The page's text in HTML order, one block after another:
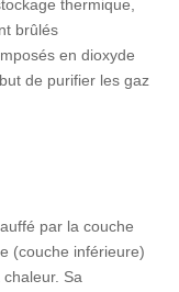
thermique,
brûlés
en dioxyde
de purifier les gaz
par la couche
(couche inférieure)
Sa